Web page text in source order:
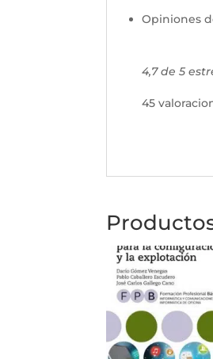
Opiniones
4,7 de 5
45